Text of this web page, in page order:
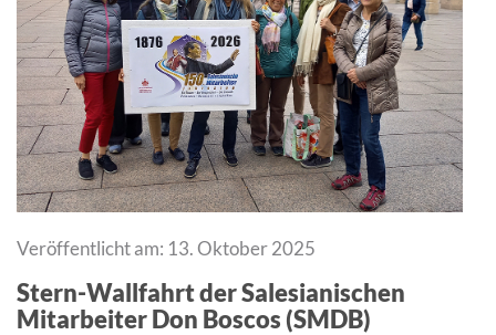
Veröffentlicht am: 13. Oktober 2025
Stern-Wallfahrt der Salesianischen
Mitarbeiter Don Boscos (SMDB)